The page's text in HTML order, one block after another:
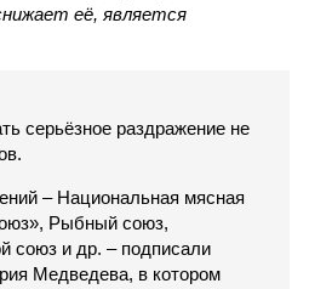
её, является
серьёзное раздражение не
– Национальная мясная
Рыбный союз,
союз и др. – подписали
Медведева, в котором